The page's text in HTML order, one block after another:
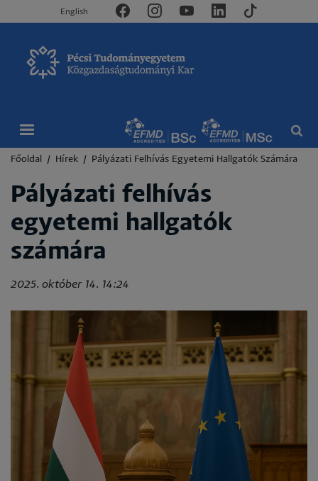
English
Morzsa
Főoldal Hírek Pályázati Felhívás Egyetemi Hallgatók Számára
Pályázati felhívás
egyetemi hallgatók
számára
2025. október 14. 14:24